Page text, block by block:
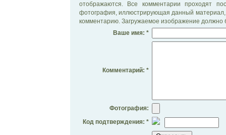
отображаются. Все комментарии проходят
фотография, иллюстрирующая данный материал,
комментарию. Загружаемое изображение должно
Ваше имя: *
Комментарий: *
Фотография:
Код подтверждения: *